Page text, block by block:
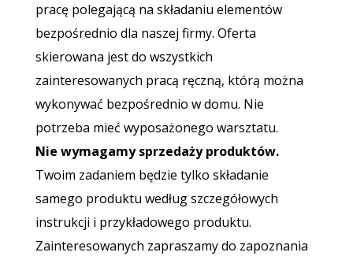
pracę polegającą na składaniu elementów
bezpośrednio dla naszej firmy. Oferta
skierowana jest do wszystkich
zainteresowanych pracą ręczną, którą można
wykonywać bezpośrednio w domu. Nie
potrzeba mieć wyposażonego warsztatu.
Nie wymagamy sprzedaży produktów.
Twoim zadaniem będzie tylko składanie
samego produktu według szczegółowych
instrukcji i przykładowego produktu.
Zainteresowanych zapraszamy do zapoznania